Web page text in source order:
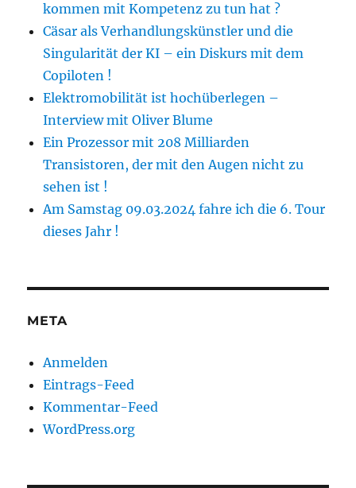
kommen mit Kompetenz zu tun hat ?
Cäsar als Verhandlungskünstler und die
Singularität der KI – ein Diskurs mit dem
Copiloten !
Elektromobilität ist hochüberlegen –
Interview mit Oliver Blume
Ein Prozessor mit 208 Milliarden
Transistoren, der mit den Augen nicht zu
sehen ist !
Am Samstag 09.03.2024 fahre ich die 6. Tour
dieses Jahr !
META
Anmelden
Eintrags-Feed
Kommentar-Feed
WordPress.org